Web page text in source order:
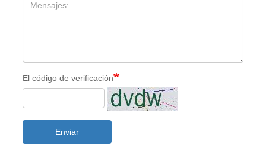
El código de verificación
Enviar